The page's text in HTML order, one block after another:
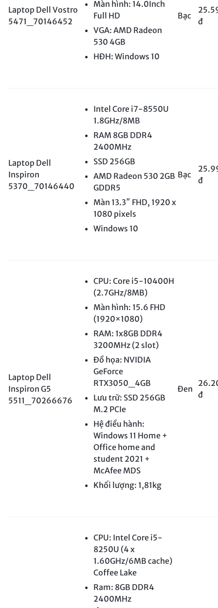
Laptop Dell Vostro
5471_70146452
Màn hình: 14.0Inch
Full HD
VGA: AMD Radeon
530 4GB
HĐH: Windows 10
Bạc
đ
Laptop Dell
Inspiron
5370_70146440
Intel Core i7-8550U
1.8GHz/8MB
RAM 8GB DDR4
2400MHz
SSD 256GB
AMD Radeon 530 2GB
GDDR5
Màn 13.3″ FHD, 1920 x
1080 pixels
Windows 10
Bạc
đ
Laptop Dell
Inspiron G5
5511_70266676
CPU: Core i5-10400H
(2.7GHz/8MB)
Màn hình: 15.6 FHD
(1920×1080)
RAM: 1x8GB DDR4
3200MHz (2 slot)
Đồ họa: NVIDIA
GeForce
RTX3050_4GB
Lưu trữ: SSD 256GB
M.2 PCIe
Hệ điều hành:
Windows 11 Home +
Office home and
student 2021 +
McAfee MDS
Khối lượng: 1,81kg
Đen
đ
CPU: Intel Core i5-
8250U (4 x
1.60GHz/6MB cache)
Coffee Lake
Ram: 8GB DDR4
2400MHz